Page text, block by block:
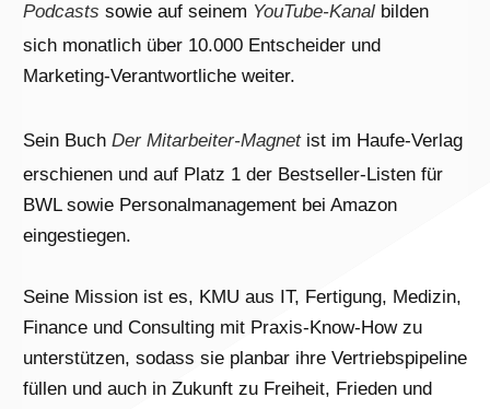
Podcasts sowie auf seinem YouTube-Kanal bilden
sich monatlich über 10.000 Entscheider und
Marketing-Verantwortliche weiter.
Sein Buch Der Mitarbeiter-Magnetist im Haufe-Verlag
erschienen und auf Platz 1 der Bestseller-Listen für
BWL sowie Personalmanagement bei Amazon
eingestiegen.
Seine Mission ist es, KMU aus IT, Fertigung, Medizin,
Finance und Consulting mit Praxis-Know-How zu
unterstützen, sodass sie planbar ihre Vertriebspipeline
füllen und auch in Zukunft zu Freiheit, Frieden und